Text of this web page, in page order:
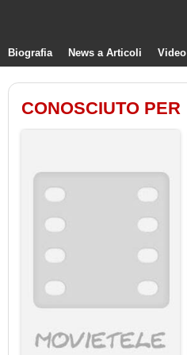
Biografia News a Articoli Video
CONOSCIUTO PER